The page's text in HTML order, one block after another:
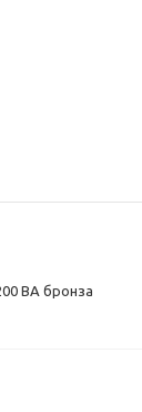
BA бронза